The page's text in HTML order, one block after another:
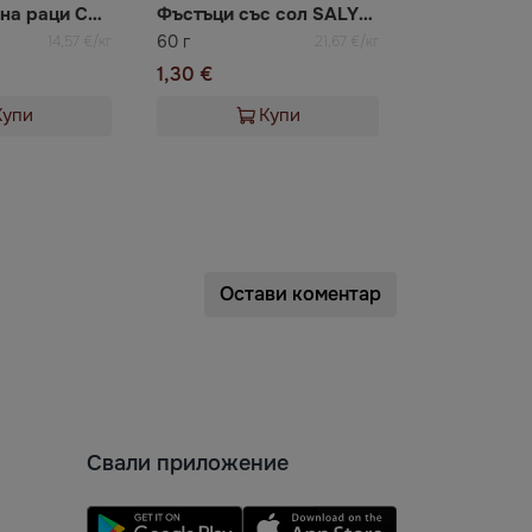
Чипс с вкус на раци Chipster's
14,57 €/кг
Фъстъци със сол SALYSOL
60 г 21,67 €/кг
1,30 €
Купи
Остави коментар
Свали приложение